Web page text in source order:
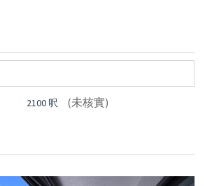
2100 呎 (未核實)